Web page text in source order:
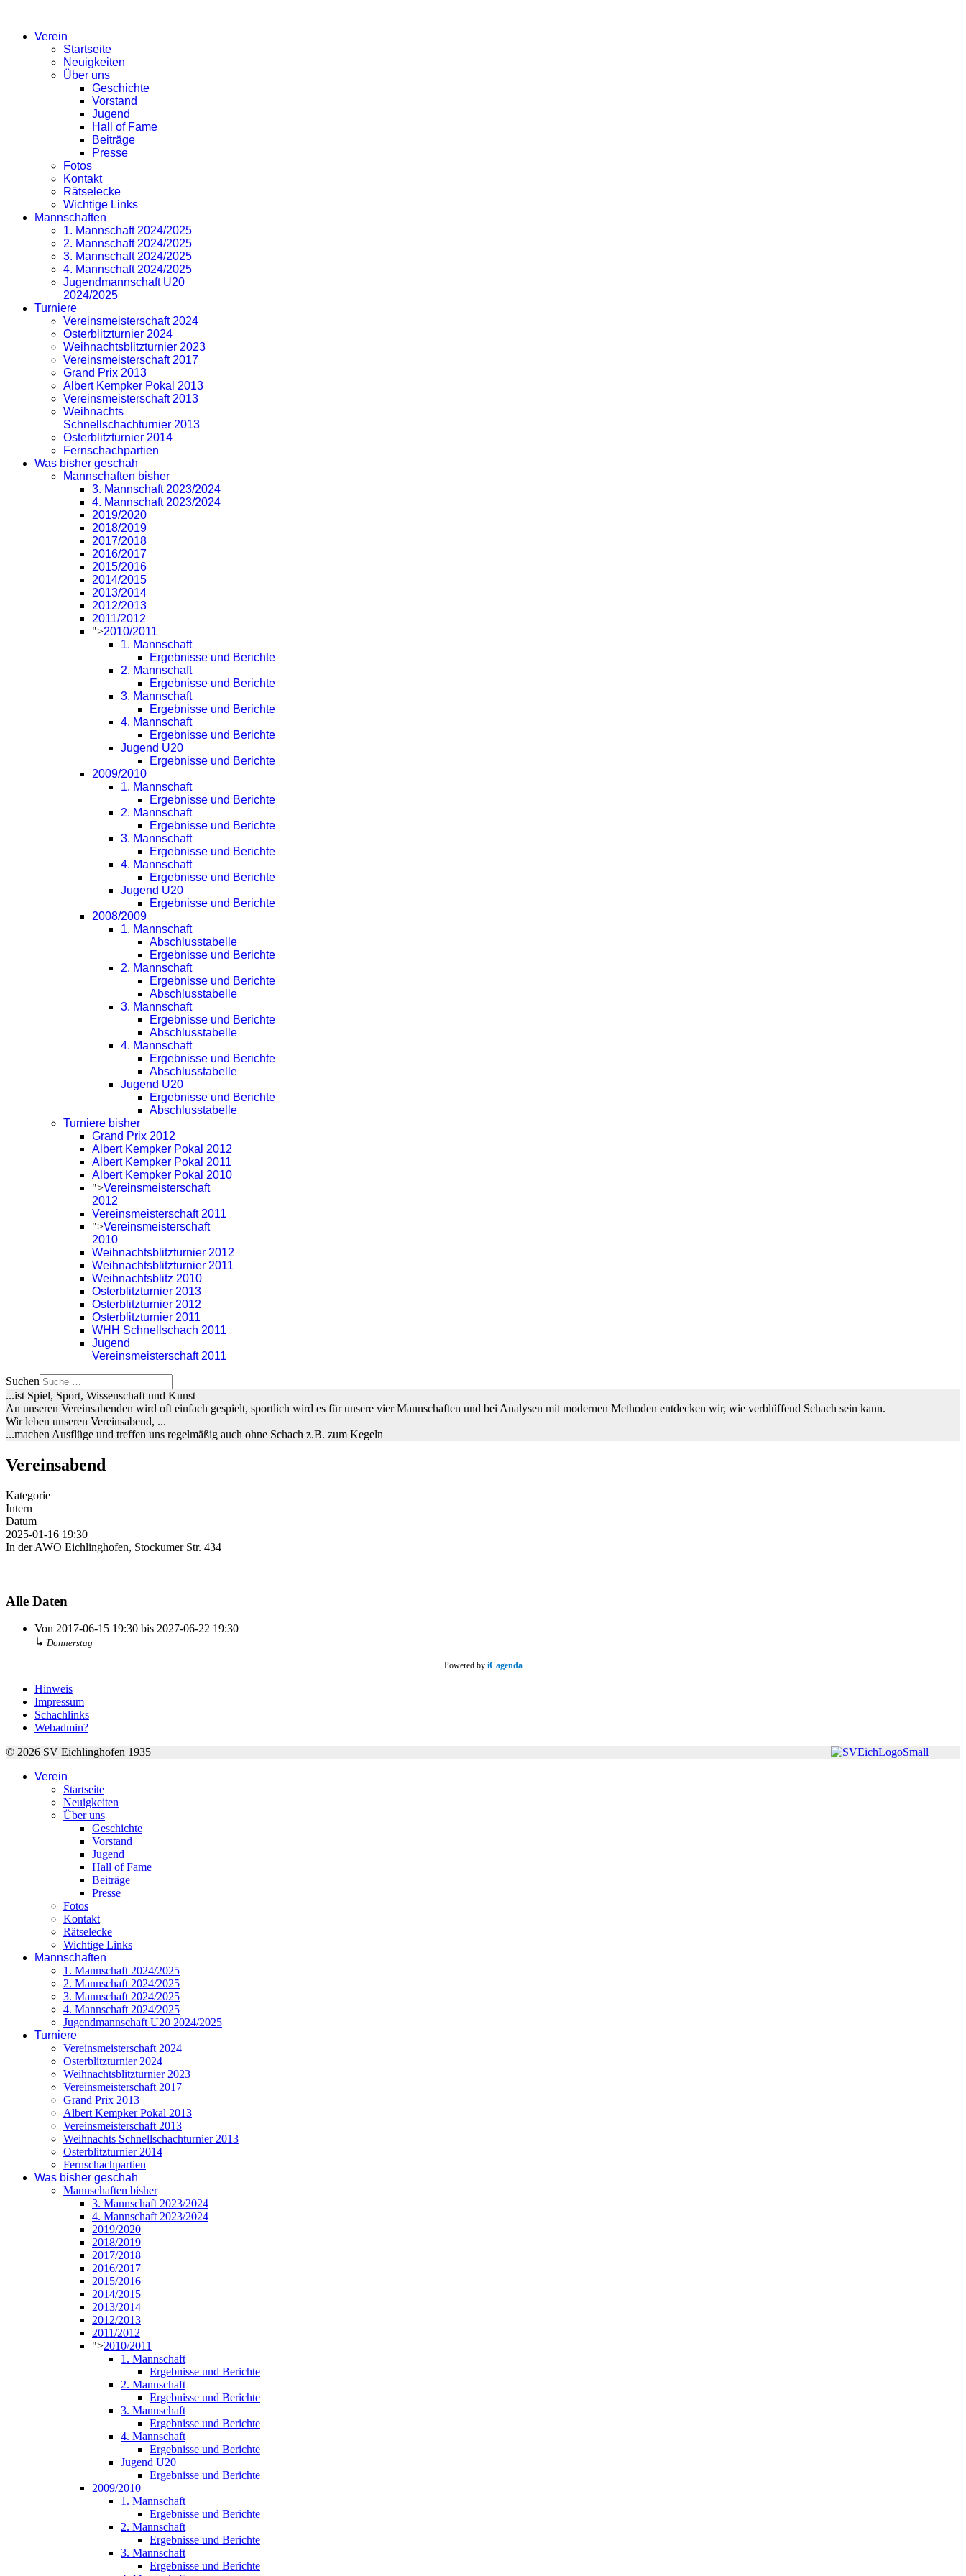
Verein
Startseite
Neuigkeiten
Über uns
Geschichte
Vorstand
Jugend
Hall of Fame
Beiträge
Presse
Fotos
Kontakt
Rätselecke
Wichtige Links
Mannschaften
1. Mannschaft 2024/2025
2. Mannschaft 2024/2025
3. Mannschaft 2024/2025
4. Mannschaft 2024/2025
Jugendmannschaft U20
2024/2025
Turniere
Vereinsmeisterschaft 2024
Osterblitzturnier 2024
Weihnachtsblitzturnier 2023
Vereinsmeisterschaft 2017
Grand Prix 2013
Albert Kempker Pokal 2013
Vereinsmeisterschaft 2013
Weihnachts
Schnellschachturnier 2013
Osterblitzturnier 2014
Fernschachpartien
Was bisher geschah
Mannschaften bisher
3. Mannschaft 2023/2024
4. Mannschaft 2023/2024
2019/2020
2018/2019
2017/2018
2016/2017
2015/2016
2014/2015
2013/2014
2012/2013
2011/2012
">2010/2011
1. Mannschaft
Ergebnisse und Berichte
2. Mannschaft
Ergebnisse und Berichte
3. Mannschaft
Ergebnisse und Berichte
4. Mannschaft
Ergebnisse und Berichte
Jugend U20
Ergebnisse und Berichte
2009/2010
1. Mannschaft
Ergebnisse und Berichte
2. Mannschaft
Ergebnisse und Berichte
3. Mannschaft
Ergebnisse und Berichte
4. Mannschaft
Ergebnisse und Berichte
Jugend U20
Ergebnisse und Berichte
2008/2009
1. Mannschaft
Abschlusstabelle
Ergebnisse und Berichte
2. Mannschaft
Ergebnisse und Berichte
Abschlusstabelle
3. Mannschaft
Ergebnisse und Berichte
Abschlusstabelle
4. Mannschaft
Ergebnisse und Berichte
Abschlusstabelle
Jugend U20
Ergebnisse und Berichte
Abschlusstabelle
Turniere bisher
Grand Prix 2012
Albert Kempker Pokal 2012
Albert Kempker Pokal 2011
Albert Kempker Pokal 2010
">Vereinsmeisterschaft
2012
Vereinsmeisterschaft 2011
">Vereinsmeisterschaft
2010
Weihnachtsblitzturnier 2012
Weihnachtsblitzturnier 2011
Weihnachtsblitz 2010
Osterblitzturnier 2013
Osterblitzturnier 2012
Osterblitzturnier 2011
WHH Schnellschach 2011
Jugend
Vereinsmeisterschaft 2011
Suchen
...ist Spiel, Sport, Wissenschaft und Kunst
An unseren Vereinsabenden wird oft einfach gespielt, sportlich wird es für unsere vier Mannschaften und bei Analysen mit modernen Methoden entdecken wir, wie verblüffend Schach sein kann.
Wir leben unseren Vereinsabend, ...
...machen Ausflüge und treffen uns regelmäßig auch ohne Schach z.B. zum Kegeln
Vereinsabend
Kategorie
Intern
Datum
2025-01-16 19:30
In der AWO Eichlinghofen, Stockumer Str. 434
Alle Daten
Von 2017-06-15 19:30 bis 2027-06-22 19:30
↳ Donnerstag
Powered by iCagenda
Hinweis
Impressum
Schachlinks
Webadmin?
© 2026 SV Eichlinghofen 1935
Verein
Startseite
Neuigkeiten
Über uns
Geschichte
Vorstand
Jugend
Hall of Fame
Beiträge
Presse
Fotos
Kontakt
Rätselecke
Wichtige Links
Mannschaften
1. Mannschaft 2024/2025
2. Mannschaft 2024/2025
3. Mannschaft 2024/2025
4. Mannschaft 2024/2025
Jugendmannschaft U20 2024/2025
Turniere
Vereinsmeisterschaft 2024
Osterblitzturnier 2024
Weihnachtsblitzturnier 2023
Vereinsmeisterschaft 2017
Grand Prix 2013
Albert Kempker Pokal 2013
Vereinsmeisterschaft 2013
Weihnachts Schnellschachturnier 2013
Osterblitzturnier 2014
Fernschachpartien
Was bisher geschah
Mannschaften bisher
3. Mannschaft 2023/2024
4. Mannschaft 2023/2024
2019/2020
2018/2019
2017/2018
2016/2017
2015/2016
2014/2015
2013/2014
2012/2013
2011/2012
">2010/2011
1. Mannschaft
Ergebnisse und Berichte
2. Mannschaft
Ergebnisse und Berichte
3. Mannschaft
Ergebnisse und Berichte
4. Mannschaft
Ergebnisse und Berichte
Jugend U20
Ergebnisse und Berichte
2009/2010
1. Mannschaft
Ergebnisse und Berichte
2. Mannschaft
Ergebnisse und Berichte
3. Mannschaft
Ergebnisse und Berichte